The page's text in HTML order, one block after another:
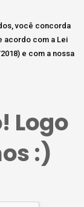
você concorda
acordo com a Lei
e com a nossa
Logo
:)